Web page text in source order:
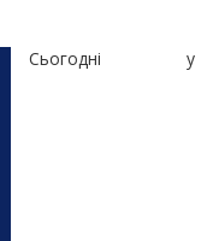
Сьогодні у